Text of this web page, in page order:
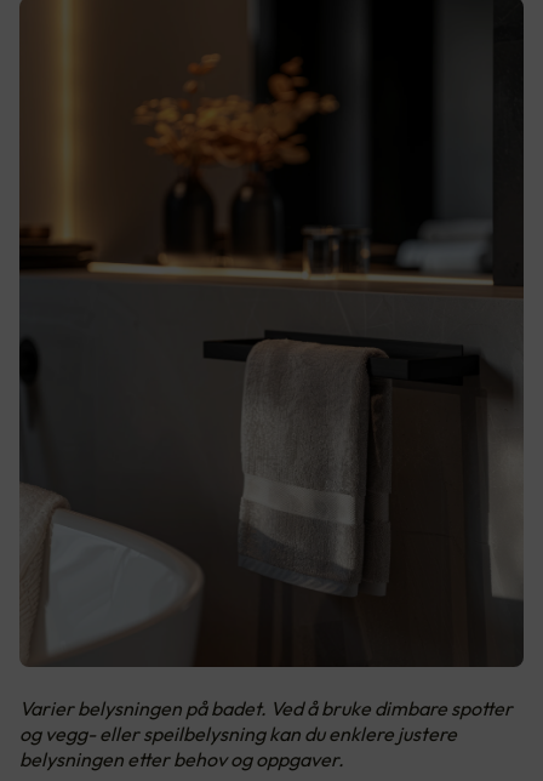
Varier belysningen på badet. Ved å bruke dimbare spotter
og vegg- eller speilbelysning kan du enklere justere
belysningen etter behov og oppgaver.